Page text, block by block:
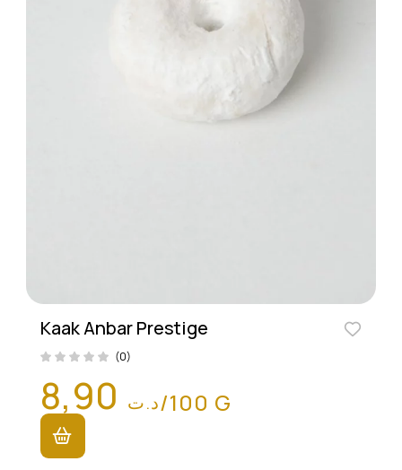
Kaak Anbar Prestige
(0)
د.ت/100 G